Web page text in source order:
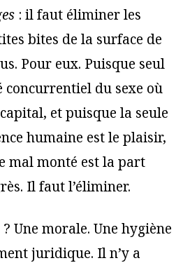
: il faut éliminer les
bites de la surface de
Pour eux. Puisque seul
concurrentiel du sexe où
et puisque la seule
humaine est le plaisir,
mal monté est la part
Il faut l’éliminer.
Une morale. Une hygiène
juridique. Il n’y a